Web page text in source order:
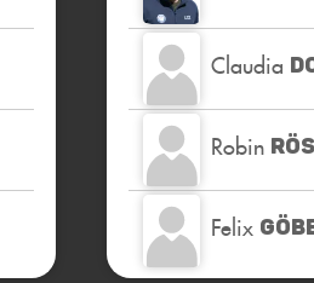
Claudia
Robin
Felix